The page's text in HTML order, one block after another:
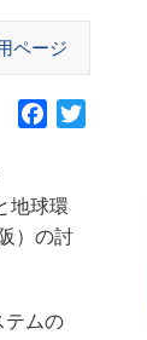
ページ
e
b
k
地球環
）の討
テムの